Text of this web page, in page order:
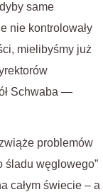
same
nie kontrolowały
mielibyśmy już
Schwaba —
problemów
śladu węglowego”
całym świecie – a